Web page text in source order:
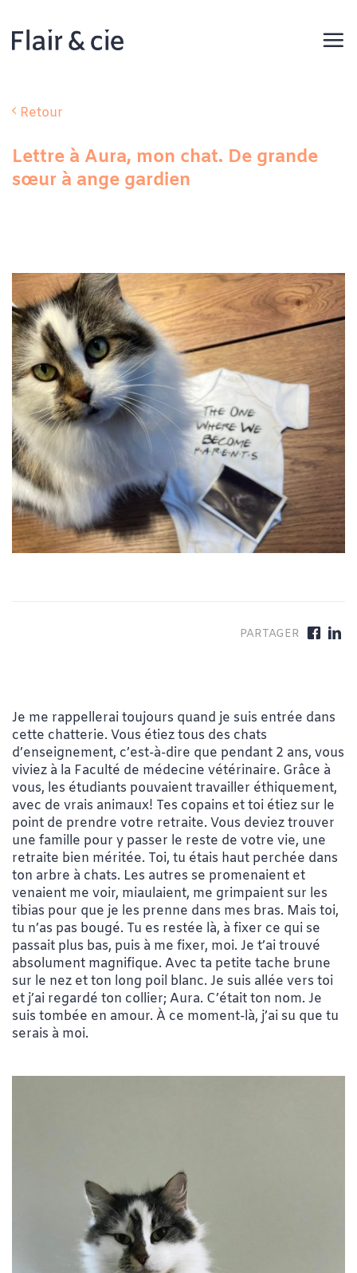
contenu
Retour
Lettre à Aura, mon chat. De grande
sœur à ange gardien
Je me rappellerai toujours quand je suis entrée dans
cette chatterie. Vous étiez tous des chats
d’enseignement, c’est-à-dire que pendant 2 ans, vous
viviez à la Faculté de médecine vétérinaire. Grâce à
vous, les étudiants pouvaient travailler éthiquement,
avec de vrais animaux! Tes copains et toi étiez sur le
point de prendre votre retraite. Vous deviez trouver
une famille pour y passer le reste de votre vie, une
retraite bien méritée. Toi, tu étais haut perchée dans
ton arbre à chats. Les autres se promenaient et
venaient me voir, miaulaient, me grimpaient sur les
tibias pour que je les prenne dans mes bras. Mais toi,
tu n’as pas bougé. Tu es restée là, à fixer ce qui se
passait plus bas, puis à me fixer, moi. Je t’ai trouvé
absolument magnifique. Avec ta petite tache brune
sur le nez et ton long poil blanc. Je suis allée vers toi
et j’ai regardé ton collier; Aura. C’était ton nom. Je
suis tombée en amour. À ce moment-là, j’ai su que tu
serais à moi.